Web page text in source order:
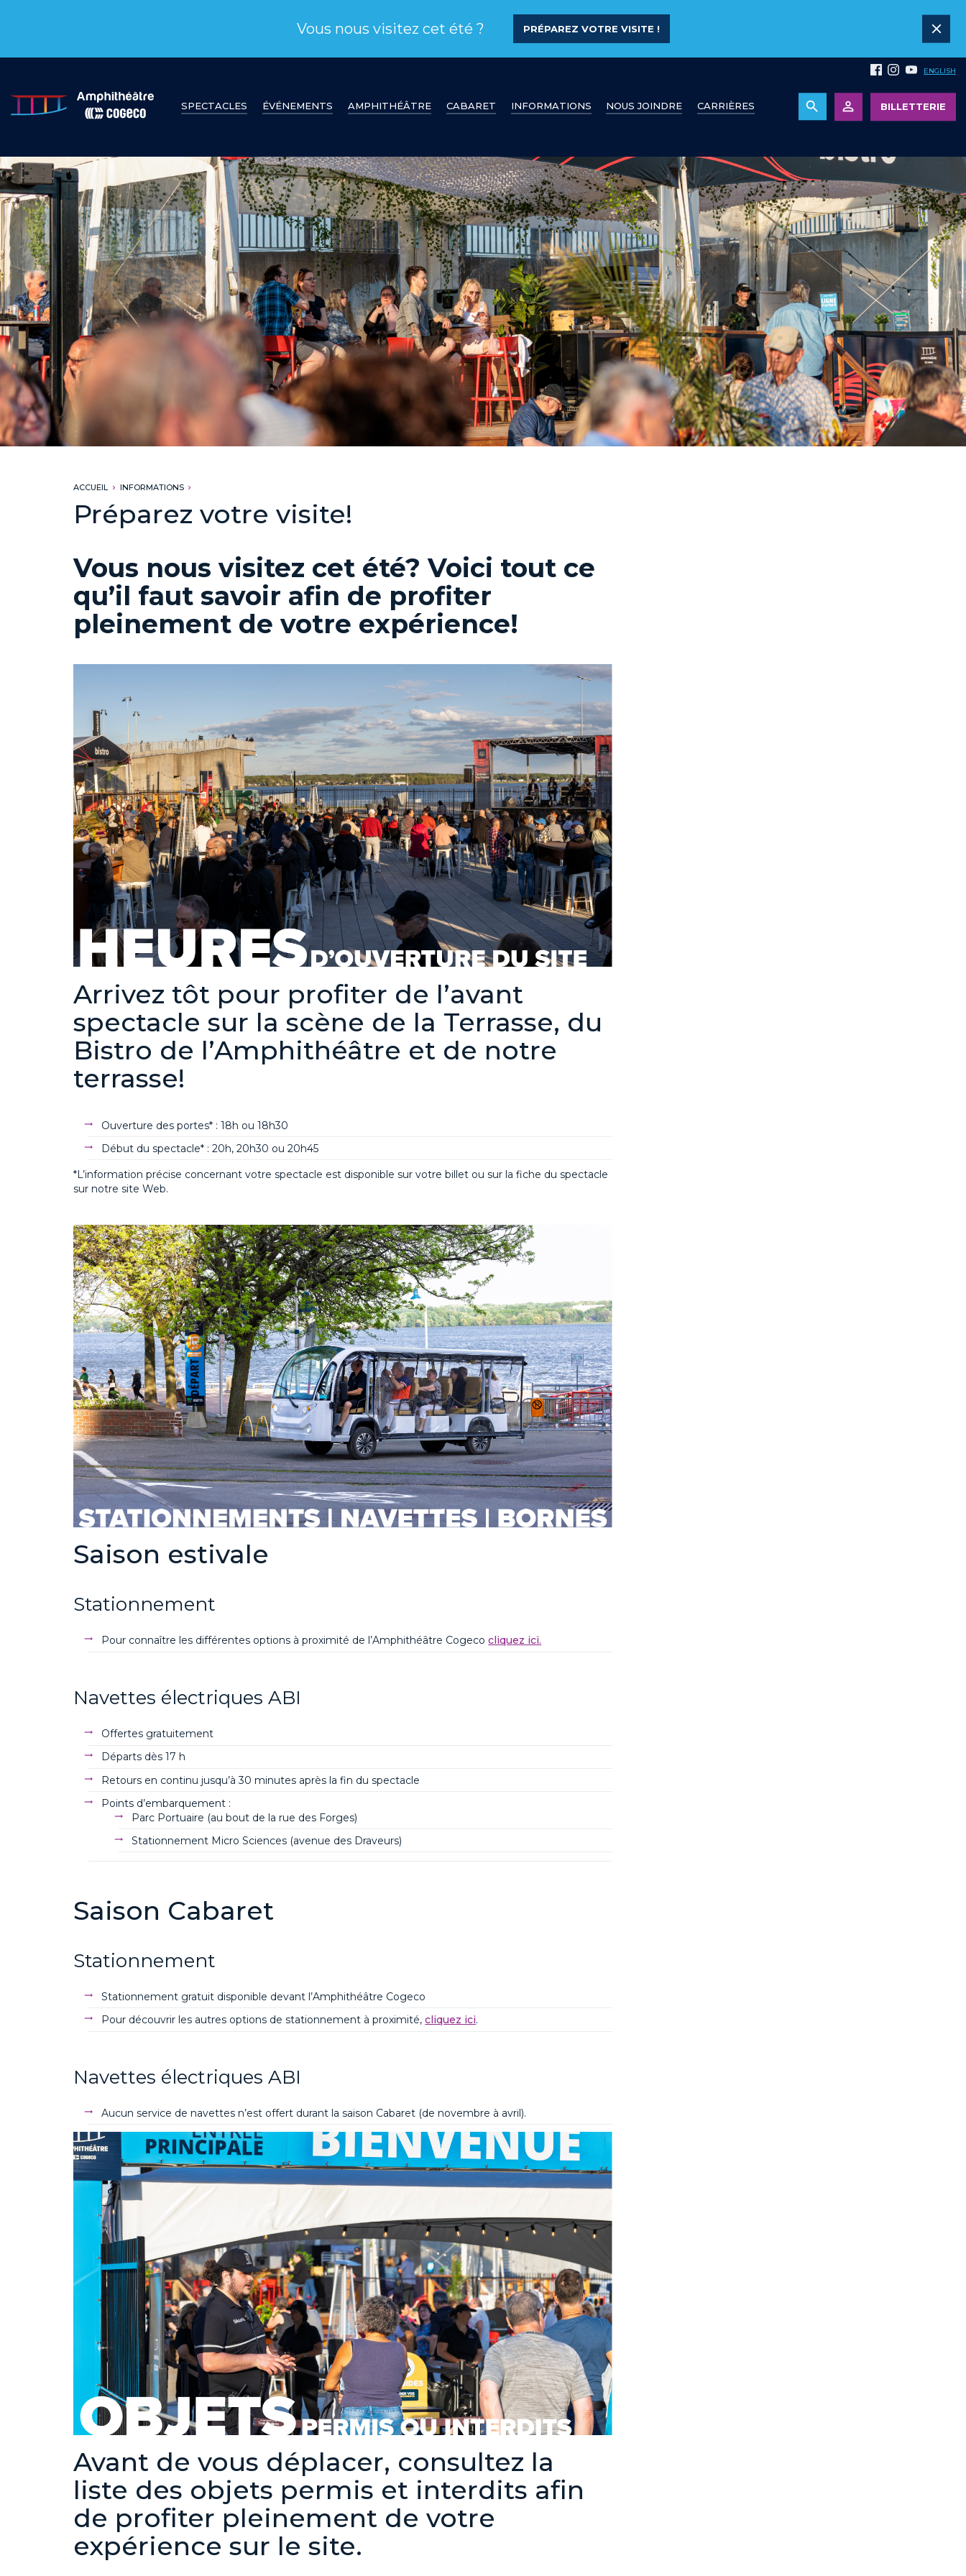
Vous nous visitez cet été ? PRÉPAREZ VOTRE VISITE !
SPECTACLES ÉVÉNEMENTS AMPHITHÉÂTRE CABARET INFORMATIONS NOUS JOINDRE CARRIÈRES
ENGLISH
BILLETTERIE
ACCUEIL INFORMATIONS
Préparez votre visite!
Vous nous visitez cet été? Voici tout ce
qu’il faut savoir afin de profiter
pleinement de votre expérience!
Arrivez tôt pour profiter de l’avant
spectacle sur la scène de la Terrasse, du
Bistro de l’Amphithéâtre et de notre
terrasse!
Ouverture des portes* : 18h ou 18h30
Début du spectacle* : 20h, 20h30 ou 20h45
*L’information précise concernant votre spectacle est disponible sur votre billet ou sur la fiche du spectacle
sur notre site Web.
Saison estivale
Stationnement
Pour connaître les différentes options à proximité de l’Amphithéâtre Cogeco cliquez ici.
Navettes électriques ABI
Offertes gratuitement
Départs dès 17 h
Retours en continu jusqu’à 30 minutes après la fin du spectacle
Points d’embarquement :
Parc Portuaire (au bout de la rue des Forges)
Stationnement Micro Sciences (avenue des Draveurs)
Saison Cabaret
Stationnement
Stationnement gratuit disponible devant l’Amphithéâtre Cogeco
Pour découvrir les autres options de stationnement à proximité,cliquez ici.
Navettes électriques ABI
Aucun service de navettes n’est offert durant la saison Cabaret (de novembre à avril).
Avant de vous déplacer, consultez la
liste des objets permis et interdits afin
de profiter pleinement de votre
expérience sur le site.